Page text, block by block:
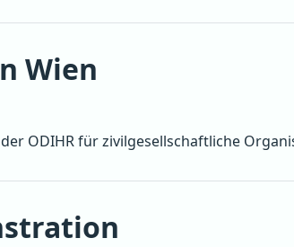
Wien
ODIHR für zivilgesellschaftliche